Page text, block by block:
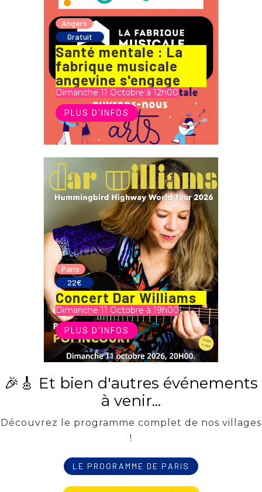
Angers
Gratuit
Santé mentale : La
fabrique musicale
angevine s'engage
Dimanche 11 Octobre à 12h00
PLUS D'INFOS
Paris
22€
Concert Dar Williams
Dimanche 11 Octobre à 19h00
PLUS D'INFOS
🎉🎸 Et bien d'autres événements
à venir...
Découvrez le programme complet de nos villages
!
LE PROGRAMME DE PARIS